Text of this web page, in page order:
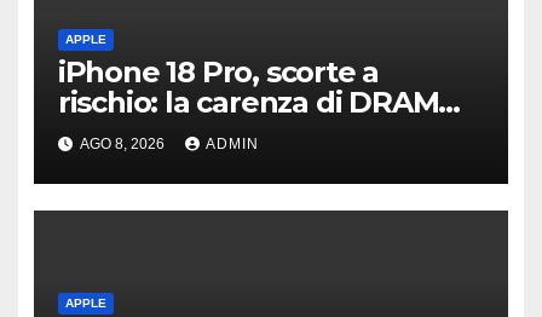
APPLE
iPhone 18 Pro, scorte a
rischio: la carenza di DRAM
potrebbe far slittare le
consegne
AGO 8, 2026 ADMIN
APPLE